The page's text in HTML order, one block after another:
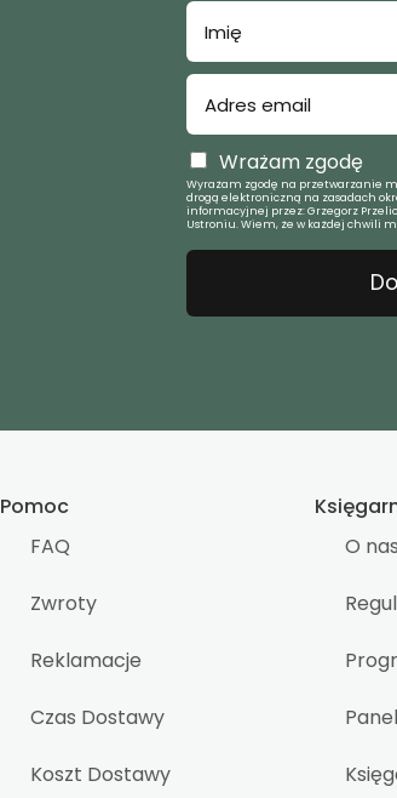
Wrażam zgodę
Wyrażam zgodę na przetwarzanie
drogą elektroniczną na zasadach
informacyjnej przez: Grzegorz
Ustroniu. Wiem, że w każdej chwili
Pomoc
FAQ
Zwroty
Reklamacje
Czas Dostawy
Koszt Dostawy
O nas